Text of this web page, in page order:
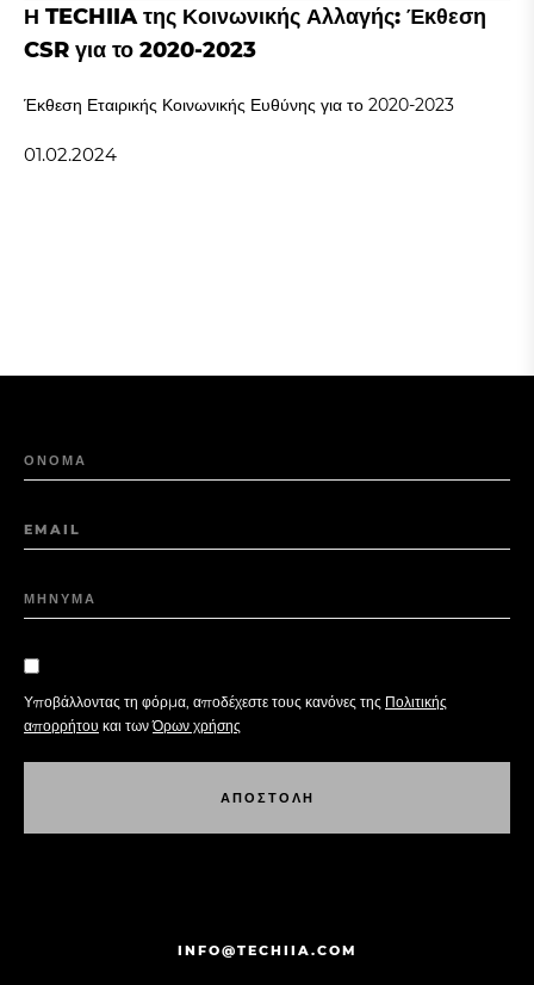
Η TECHIIA της Κοινωνικής Αλλαγής: Έκθεση
CSR για το 2020-2023
Έκθεση Εταιρικής Κοινωνικής Ευθύνης για το 2020-2023
01.02.2024
ΟΝΟΜΑ
EMAIL
ΜΗΝΥΜΑ
Υποβάλλοντας τη φόρμα, αποδέχεστε τους κανόνες της Πολιτικής
απορρήτου και τωνΌρων χρήσης
ΑΠΟ ΣΤΟ ΛΗ
INFO@TECHIIA.COM